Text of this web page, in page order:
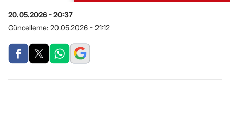
20.05.2026 - 20:37
Güncelleme: 20.05.2026 - 21:12